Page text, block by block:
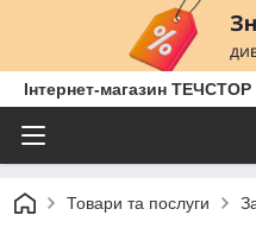
Інтернет-магазин ТЕЧСТОР
Товари та послуги